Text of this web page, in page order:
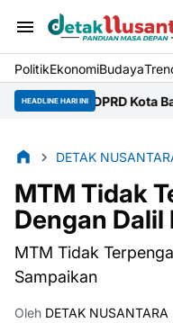
PolitikEkonomiBudaya
HEADLINE HARI INI
DPRD Kota Bandar
DETAK
MTM Tidak
Dengan Dalil
MTM Tidak
Sampaikan
Oleh DETAK NUSANTARA